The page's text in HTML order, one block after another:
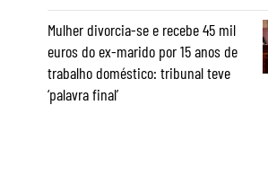
Mulher divorcia-se e recebe 45 mil
euros do ex-marido por 15 anos de
trabalho doméstico: tribunal teve
‘palavra final’